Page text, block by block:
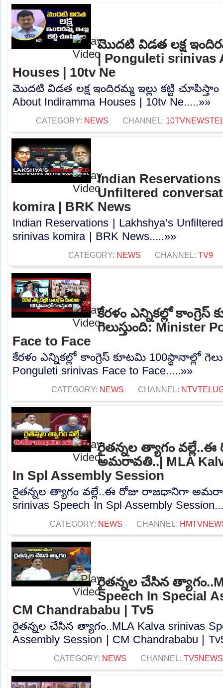
మొదటి విడత లక్ష
| Ponguleti srinivas
Houses | 10tv Ne
మొదటి విడత లక్ష ఇందిరమ్మ ఇల్లు కట్టి చూపిస్తాం
About Indiramma Houses | 10tv Ne.....»»
CATEGORY: NEWS CHANNEL:
Indian Reservations
Unfiltered
komira | BRK News
Indian Reservations | Lakhshya’s
srinivas komira | BRK News.....»»
CATEGORY: NEWS CHANNEL: TV9
కేరళం ఎన్నికల్లో కాంగ్రెస్
గెలుస్తుంది: Minister
Face to Face
కేరళం ఎన్నికల్లో కాంగ్రెస్ కూటమి 100స్థానాల్లో
Ponguleti srinivas Face to Face.....»»
CATEGORY: NEWS CHANNEL:
రైతన్నల త్యాగం
అమరావతి..| MLA
In Spl Assembly Session
రైతన్నల త్యాగం వల్లే..ఈ రోజు రాజధానిగా
srinivas Speech In Spl Assembly
CATEGORY: NEWS CHANNEL:
రైతన్నల చేసిన
Speech In Special
CM Chandrababu | Tv5
రైతన్నల చేసిన త్యాగం..MLA Kalva srinivas
Assembly Session | CM Chandrababu |
CATEGORY: NEWS CHANNEL: TV5NEWS